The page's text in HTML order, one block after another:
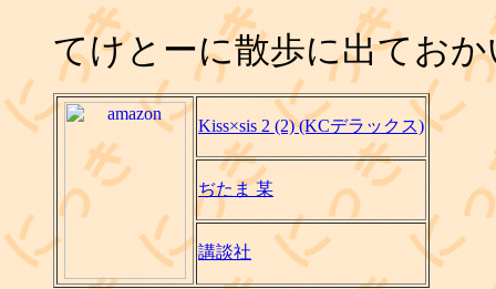
てけとーに散歩に出てお
Kiss×sis 2 (2) (KCデラックス)
ぢたま 某
講談社